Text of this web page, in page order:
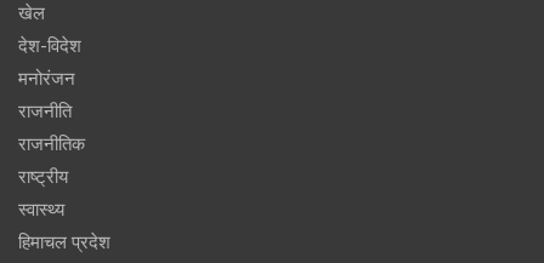
खेल
देश-विदेश
मनोरंजन
राजनीति
राजनीतिक
राष्ट्रीय
स्वास्थ्य
हिमाचल प्रदेश